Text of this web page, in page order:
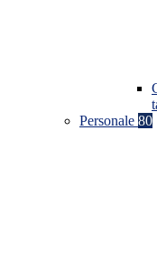
Personale 80